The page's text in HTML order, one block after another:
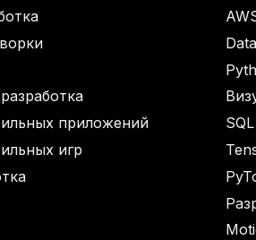
приложений
игр
SQL